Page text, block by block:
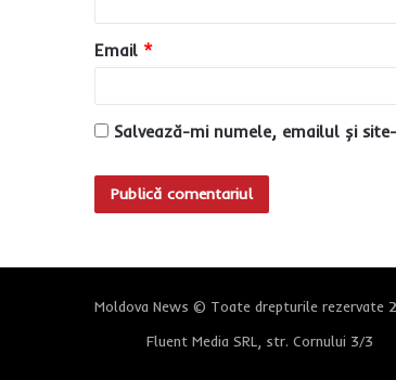
u
*
Email *
Salvează-mi numele, emailul și
Moldova News © Toate drepturile rezervate
Fluent Media SRL, str. Cornului 3/3